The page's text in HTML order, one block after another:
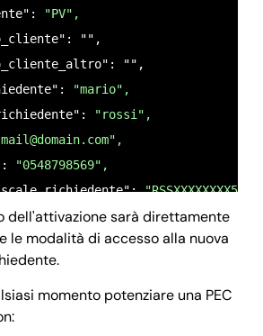
"",
"",
"10173956",
false,
"",
"yourpec@legalmail.it",
0,
1024,
1024,
"PV",
"",
"",
"mario",
"rossi",
mail@domain.com",
"0548798569",
"11/04/1982",
"M",
"RM",
"",
dell'attivazione sarà direttamente
le modalità di accesso alla nuova
momento potenziare una PEC